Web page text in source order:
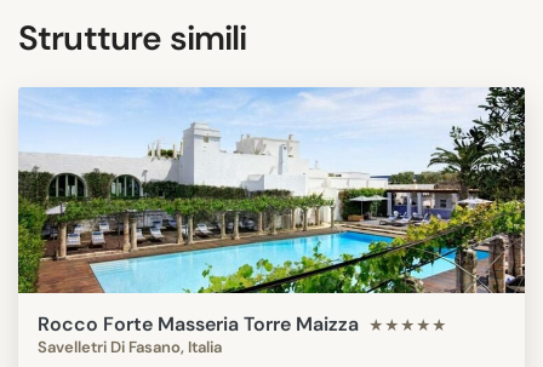
Strutture simili
Rocco Forte Masseria Torre Maizza ★★★★★
Savelletri Di Fasano, Italia